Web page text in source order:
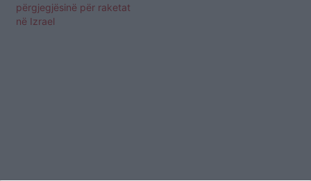
përgjegjësinë për raketat
në Izrael